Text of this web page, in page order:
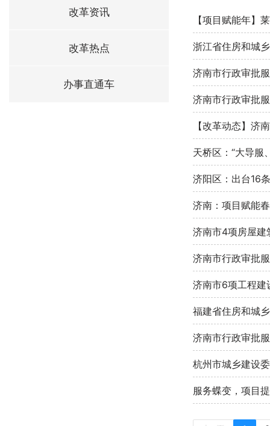
改革资讯
改革热点
办事直通车
【项目赋能年】
浙江省住房和城
济南市行政审批
济南市行政审批
【改革动态】济
天桥区：“大导服
济阳区：出台16
济南：项目赋能
济南市4项房屋建
济南市6项工程建
福建省住房和城
济南市行政审批
杭州市城乡建设
服务蝶变，项目